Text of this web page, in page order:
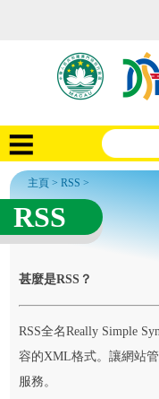
主頁 >RSS >
RSS
甚麼是RSS？
RSS全名Really Simple
容的XML格式。讓網站
服務。